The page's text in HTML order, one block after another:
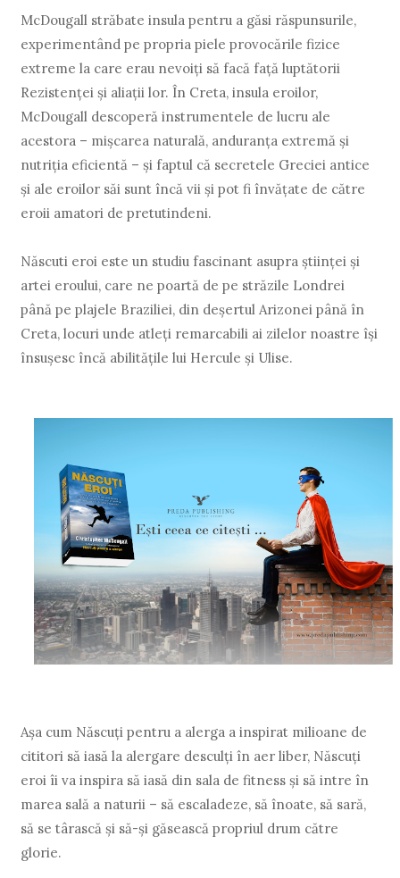
McDougall străbate insula pentru a găsi răspunsurile,
experimentând pe propria piele provocările fizice
extreme la care erau nevoiţi să facă faţă luptătorii
Rezistenţei şi aliaţii lor. În Creta, insula eroilor,
McDougall descoperă instrumentele de lucru ale
acestora – mişcarea naturală, anduranţa extremă şi
nutriţia eficientă – şi faptul că secretele Greciei antice
şi ale eroilor săi sunt încă vii şi pot fi învăţate de către
eroii amatori de pretutindeni.
Născuti eroi este un studiu fascinant asupra ştiinţei şi
artei eroului, care ne poartă de pe străzile Londrei
până pe plajele Braziliei, din deşertul Arizonei până în
Creta, locuri unde atleţi remarcabili ai zilelor noastre îşi
însuşesc încă abilităţile lui Hercule şi Ulise.
Aşa cum Născuţi pentru a alerga a inspirat milioane de
cititori să iasă la alergare desculţi în aer liber, Născuţi
eroi îi va inspira să iasă din sala de fitness şi să intre în
marea sală a naturii – să escaladeze, să înoate, să sară,
să se târască şi să-şi găsească propriul drum către
glorie.